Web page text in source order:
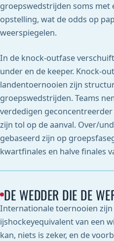
groepswedstrijden soms met
opstelling, wat de odds op
weerspiegelen.
In de knock-outfase
under en de keeper. Knock-
landentoernooien zijn
groepswedstrijden. Teams
verdedigen
zijn tol op de aanval. Over/
gebaseerd zijn op
kwartfinales en halve finales
DE WEDDER DIE DE
Internationale toernooien
ijshockeyequivalent van een
kan, niets is zeker, en de